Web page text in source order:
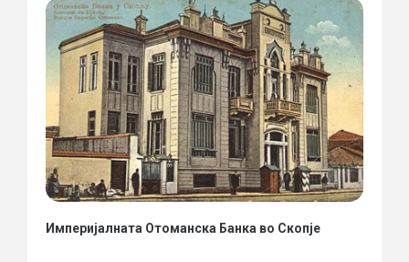
Империјалната Отоманска Банка во Скопје